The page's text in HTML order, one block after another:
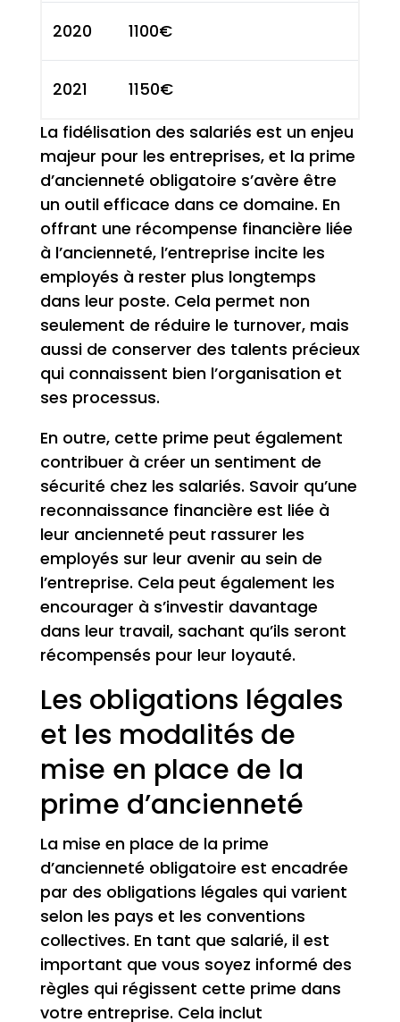
2020 1100€
2021
1150€
La fidélisation des salariés est un enjeu
majeur pour les entreprises, et la prime
d’ancienneté obligatoire s’avère être
un outil efficace dans ce domaine. En
offrant une récompense financière liée
à l’ancienneté, l’entreprise incite les
employés à rester plus longtemps
dans leur poste. Cela permet non
seulement de réduire le turnover, mais
aussi de conserver des talents précieux
qui connaissent bien l’organisation et
ses processus.
En outre, cette prime peut également
contribuer à créer un sentiment de
sécurité chez les salariés. Savoir qu’une
reconnaissance financière est liée à
leur ancienneté peut rassurer les
employés sur leur avenir au sein de
l’entreprise. Cela peut également les
encourager à s’investir davantage
dans leur travail, sachant qu’ils seront
récompensés pour leur loyauté.
Les obligations légales
et les modalités de
mise en place de la
prime d’ancienneté
La mise en place de la prime
d’ancienneté obligatoire est encadrée
par des obligations légales qui varient
selon les pays et les conventions
collectives. En tant que salarié, il est
important que vous soyez informé des
règles qui régissent cette prime dans
votre entreprise. Cela inclut